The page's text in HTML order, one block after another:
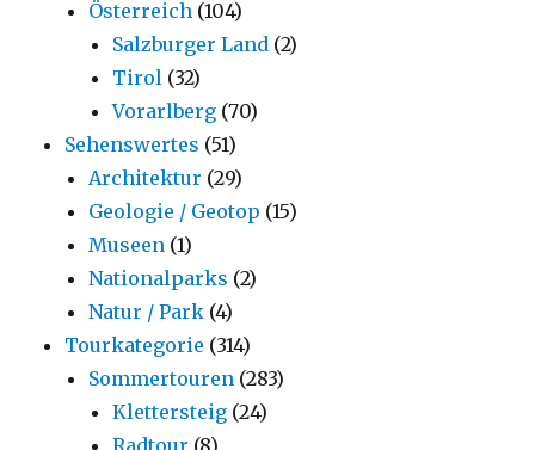
Österreich (104)
Salzburger Land (2)
Tirol (32)
Vorarlberg (70)
Sehenswertes (51)
Architektur (29)
Geologie / Geotop (15)
Museen (1)
Nationalparks (2)
Natur / Park (4)
Tourkategorie (314)
Sommertouren (283)
Klettersteig (24)